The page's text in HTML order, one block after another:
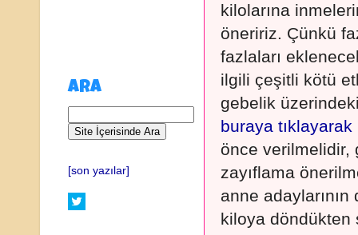
kilolarına
öneririz. Çünkü
fazlaları
ilgili çeşitli kötü
gebelik
buraya tıklayarak
önce verilmelidir,
zayıflama
anne
kiloya döndükten
ARA
[son yazılar]